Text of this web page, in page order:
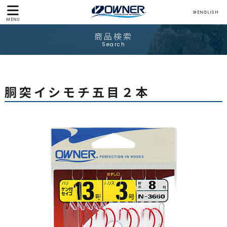
MENU
ENGLISH
商品検索
Search
胴突イシモチ五目２本